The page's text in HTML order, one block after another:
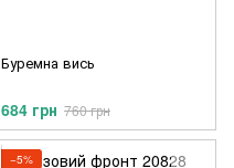
Буремна вись
684 грн 760 грн
−5%